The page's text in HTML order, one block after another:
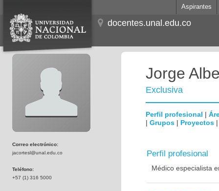
Aspirantes
docentes.unal.edu.co
Correo electrónico:
jacortesl@unal.edu.co
Teléfono:
+57 (1) 316 5000
Jorge
Exclusiva
Perfil profesional |
| Grupos | Proyectos
Perfil profesional
Médico especialista